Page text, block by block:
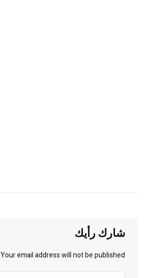
شارك رأيك
Your email address will not be published.